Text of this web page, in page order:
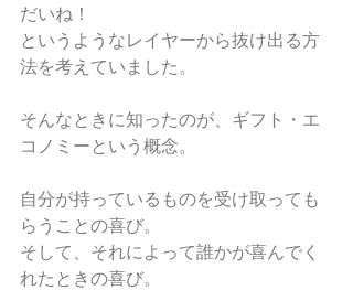
だいね！
というようなレイヤーから抜け出る方
法を考えていました。
そんなときに知ったのが、ギフト・エ
コノミーという概念。
自分が持っているものを受け取っても
らうことの喜び。
そして、それによって誰かが喜んでく
れたときの喜び。